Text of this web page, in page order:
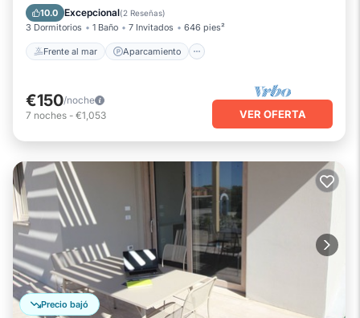
10.0 Excepcional(2 Reseñas)
3 Dormitorios 1 Baño 7 Invitados 646 pies²
Frente al mar Aparcamiento
Vista al mar
€150/noche
7 noches - €1,053 VER OFERTA
Precio bajó